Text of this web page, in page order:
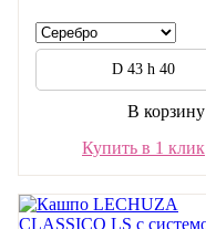
D 43 h 40
В корзину
Купить в 1 клик